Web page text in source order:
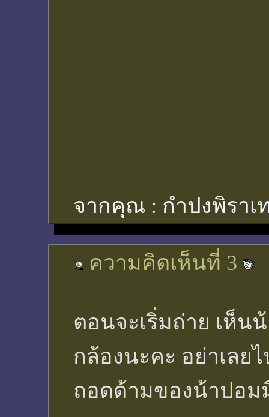
จากคุณ : กำปงพิราเ
ความคิดเห็นที่ 3
ตอนจะเริ่มถ่าย เห็น
กล้องนะคะ อย่าเลย
ถอดด้ามของน้าปอ